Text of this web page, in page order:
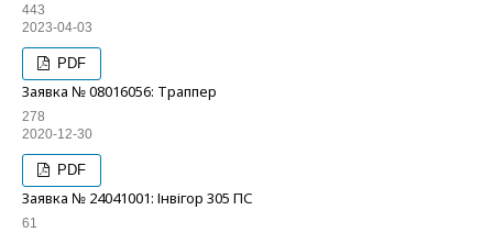
443
2023-04-03
PDF
Заявка № 08016056: Траппер
278
2020-12-30
PDF
Заявка № 24041001: Інвігор 305 ПС
61